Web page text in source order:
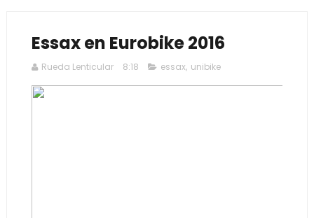
Essax en Eurobike 2016
Rueda Lenticular 8:18 essax, unibike